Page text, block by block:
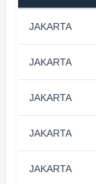
JAKARTA
JAKARTA
JAKARTA
JAKARTA
JAKARTA